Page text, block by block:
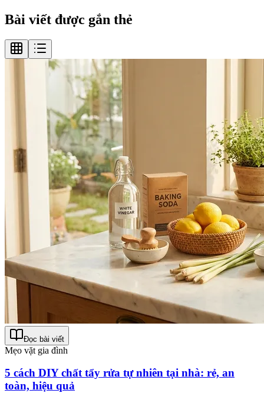
Bài viết được gắn thẻ
Đọc bài viết
Mẹo vặt gia đình
5 cách DIY chất tẩy rửa tự nhiên tại nhà: rẻ, an
toàn, hiệu quả